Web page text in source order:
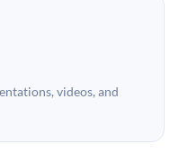
videos, and